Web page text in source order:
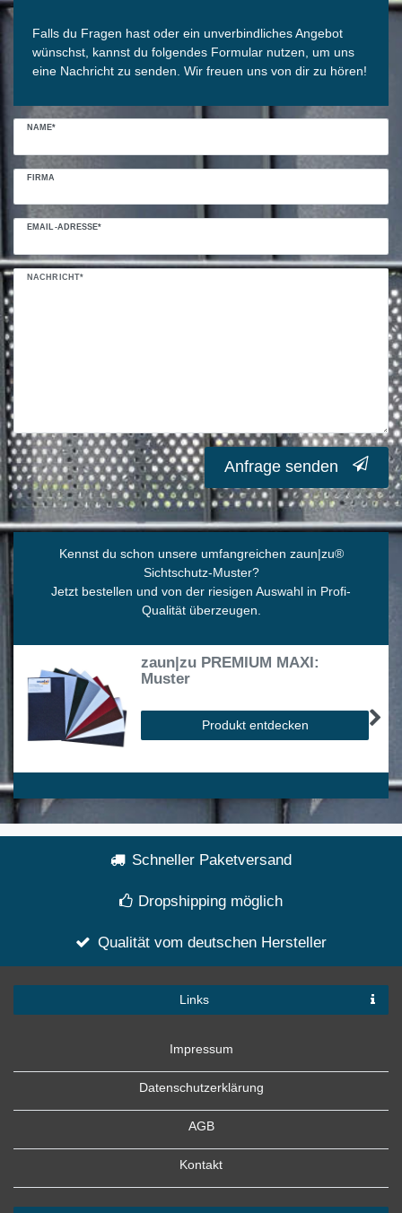
Falls du Fragen hast oder ein unverbindliches Angebot
wünschst, kannst du folgendes Formular nutzen, um uns
eine Nachricht zu senden. Wir freuen uns von dir zu hören!
NAME*
FIRMA
EMAIL-ADRESSE*
NACHRICHT*
Anfrage senden
Kennst du schon unsere umfangreichen zaun|zu®
Sichtschutz-Muster?
Jetzt bestellen und von der riesigen Auswahl in Profi-
Qualität überzeugen.
zaun|zu PREMIUM MAXI:
Muster
Produkt entdecken
Schneller Paketversand
Dropshipping möglich
Qualität vom deutschen Hersteller
Links
Impressum
Datenschutzerklärung
AGB
Kontakt